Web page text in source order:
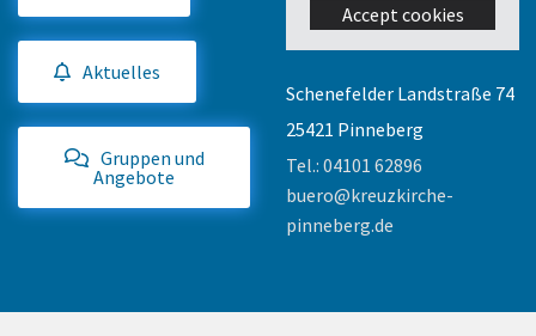
Aktuelles
Gruppen und
Angebote
Accept cookies
Schenefelder Landstraße 74
25421 Pinneberg
Tel.: 04101 62896
buero@kreuzkirche-
pinneberg.de